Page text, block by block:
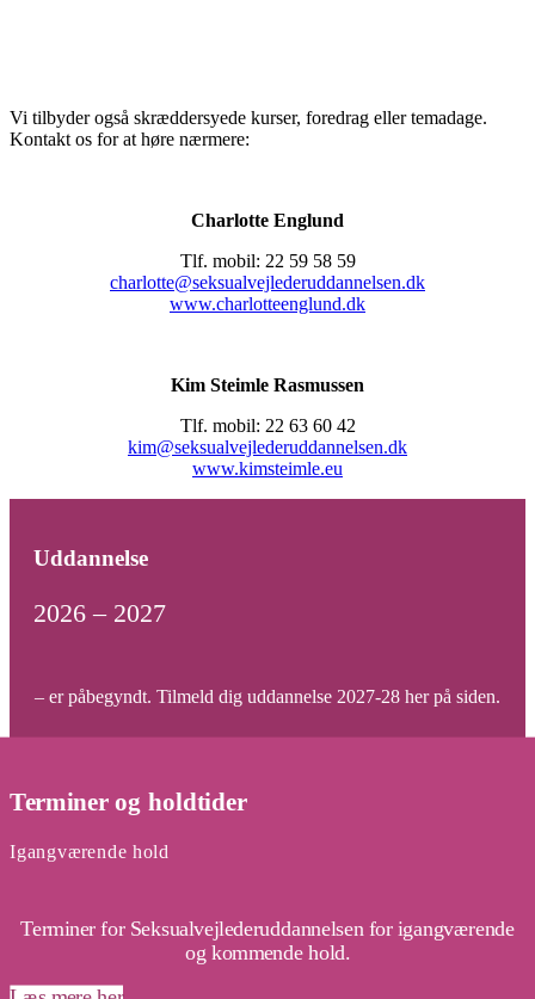
Vi tilbyder også skræddersyede kurser, foredrag eller temadage.
Kontakt os for at høre nærmere:
Charlotte Englund
Tlf. mobil: 22 59 58 59
charlotte@seksualvejlederuddannelsen.dk
www.charlotteenglund.dk
Kim Steimle Rasmussen
Tlf. mobil: 22 63 60 42
kim@seksualvejlederuddannelsen.dk
www.kimsteimle.eu
Uddannelse
2026 – 2027
– er påbegyndt. Tilmeld dig uddannelse 2027-28 her på siden.
Terminer og holdtider
Igangværende hold
Terminer for Seksualvejlederuddannelsen for igangværende
og kommende hold.